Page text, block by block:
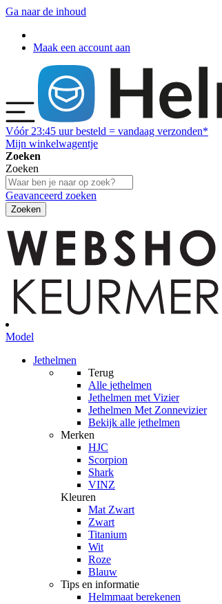
Ga naar de inhoud
Maak een account aan
Vóór 23:45 uur besteld = vandaag verzonden*
Mijn winkelwagentje
Zoeken
Zoeken
Geavanceerd zoeken
Zoeken
Model
Jethelmen
Terug
Alle jethelmen
Jethelmen met Vizier
Jethelmen Met Zonnevizier
Bekijk alle jethelmen
Merken
HJC
Scorpion
Shark
VINZ
Kleuren
Mat Zwart
Zwart
Titanium
Wit
Roze
Blauw
Tips en informatie
Helmmaat berekenen